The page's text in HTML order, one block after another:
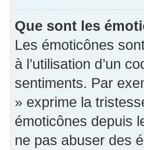
Que sont les
Les émoticônes
à l’utilisation d’un
sentiments. Par
» exprime la
émoticônes depuis
ne pas abuser des